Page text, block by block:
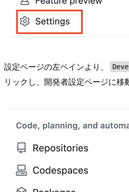
設定ページの左ペインより、
リックし、開発者設定ページに移